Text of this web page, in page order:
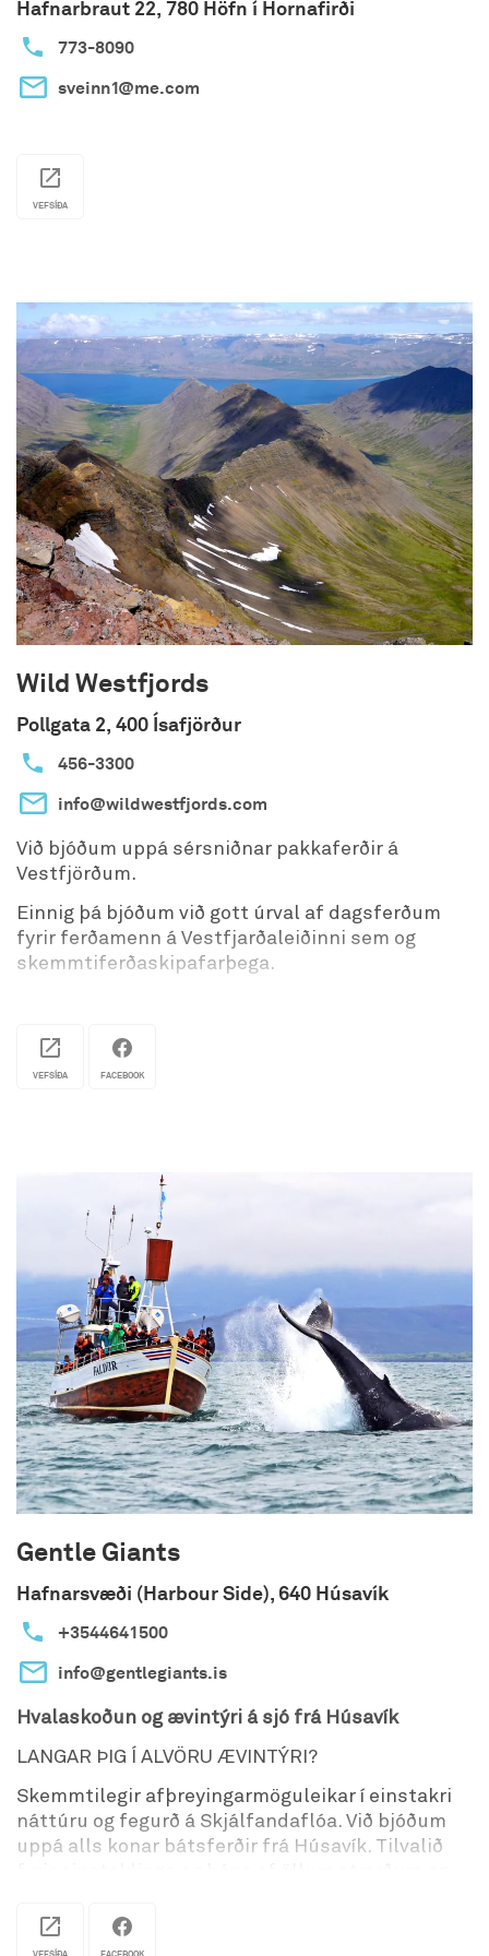
Hafnarbraut 22, 780 Höfn í Hornafirði
773-8090
sveinn1@me.com
VEFSÍÐA
Wild Westfjords
Pollgata 2, 400 Ísafjörður
456-3300
info@wildwestfjords.com
Við bjóðum uppá sérsniðnar pakkaferðir á
Vestfjörðum.
Einnig þá bjóðum við gott úrval af dagsferðum
fyrir ferðamenn á Vestfjarðaleiðinni sem og
skemmtiferðaskipafarþega.
VEFSÍÐA FACEBOOK
Gentle Giants
Hafnarsvæði (Harbour Side), 640 Húsavík
+3544641500
info@gentlegiants.is
Hvalaskoðun og ævintýri á sjó frá Húsavík
LANGAR ÞIG Í ALVÖRU ÆVINTÝRI?
Skemmtilegir afþreyingarmöguleikar í einstakri
náttúru og fegurð á Skjálfandaflóa. Við bjóðum
uppá alls konar bátsferðir frá Húsavík. Tilvalið
Gentle Giants er fjölskyldufyrirtæki á Húsavík
VEFSÍÐA FACEBOOK